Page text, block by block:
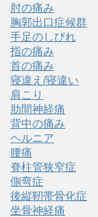
肘の痛み
胸郭出口症候群
手足のしびれ
指の痛み
首の痛み
寝違え/寝違い
肩こり
肋間神経痛
背中の痛み
ヘルニア
腰痛
脊柱管狭窄症
側弯症
後縦靭帯骨化症
坐骨神経痛